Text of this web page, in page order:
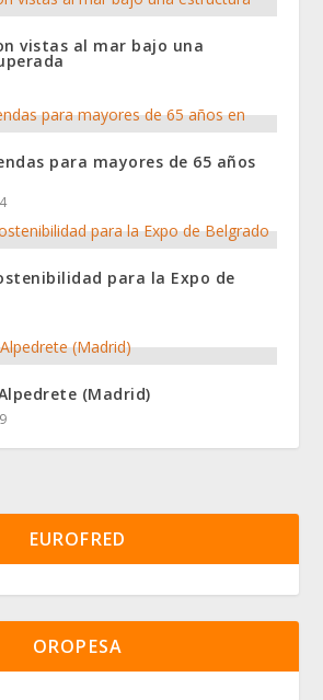
vistas al mar bajo una
para mayores de 65 años
para la Expo de
(Madrid)
EUROFRED
OROPESA